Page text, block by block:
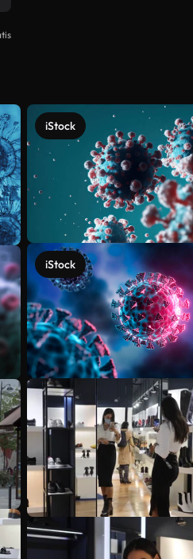
iStock
iStock
Ver más